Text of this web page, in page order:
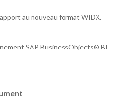
au nouveau format WIDX.
SAP BusinessObjects® BI